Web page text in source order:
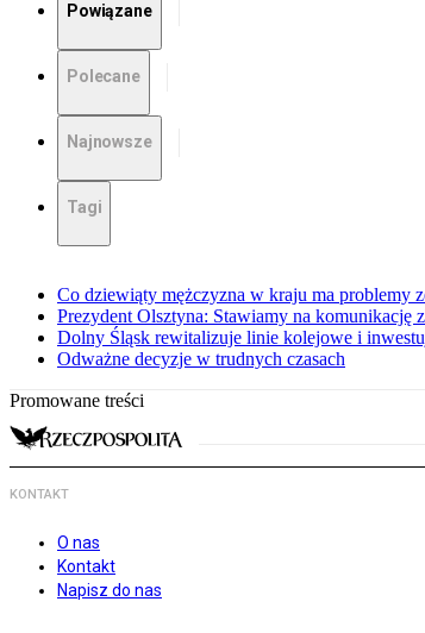
Powiązane
Polecane
Najnowsze
Tagi
Co dziewiąty mężczyzna w kraju ma problemy
Prezydent Olsztyna: Stawiamy na komunikację
Dolny Śląsk rewitalizuje linie kolejowe i
Odważne decyzje w trudnych czasach
Promowane treści
KONTAKT
O nas
Kontakt
Napisz do nas